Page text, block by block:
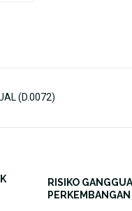
(D.0072)
RISIKO